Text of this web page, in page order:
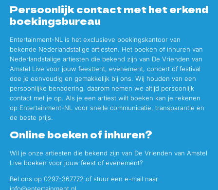
Persoonlijk contact met het erkend
boekingsbureau
Entertainment-NL is het exclusieve boekingskantoor van
bekende Nederlandstalige artiesten. Het boeken of inhuren van
Nederlandstalige artiesten die bekend zijn van De Vrienden van
Amstel Live voor jouw feesttent, evenement, concert of festival
doe je eenvoudig en gemakkelijk bij ons. Wij houden van een
persoonlijke benadering, daarom nemen we altijd persoonlijk
contact met je op. Als je een artiest wilt boeken kan je rekenen
op Entertainment-NL voor snelle communicatie, transparantie en
de beste prijs.
Online boeken of inhuren?
Wil je onze artiesten die bekend zijn van De Vrienden van Amstel
Live boeken voor jouw feest of evenement?
Bel ons op 0297-367772 of stuur een e-mail naar
info@entertainment.nl.